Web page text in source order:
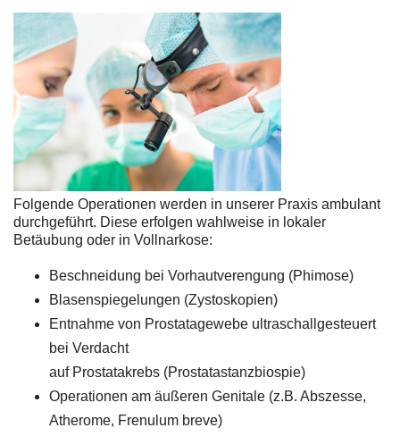
Folgende Operationen werden in unserer Praxis ambulant
durchgeführt. Diese erfolgen wahlweise in lokaler
Betäubung oder in Vollnarkose:
Beschneidung bei Vorhautverengung (Phimose)
Blasenspiegelungen (Zystoskopien)
Entnahme von Prostatagewebe ultraschallgesteuert
bei Verdacht
auf Prostatakrebs (Prostatastanzbiospie)
Operationen am äußeren Genitale (z.B. Abszesse,
Atherome, Frenulum breve)